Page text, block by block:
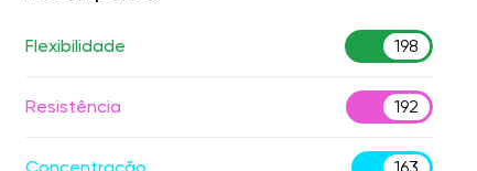
Flexibilidade 198
Resistência 192